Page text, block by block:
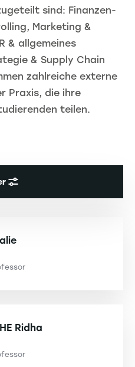
sind: Finanzen-
Marketing &
& allgemeines
& Supply Chain
zahlreiche externe
Praxis, die ihre
teilen.
Ridha